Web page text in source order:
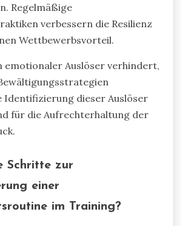
Regelmäßige
verbessern die Resilienz
Wettbewerbsvorteil.
emotionaler Auslöser verhindert,
Identifizierung dieser Auslöser
für die Aufrechterhaltung der
Schritte zur
einer
im Training?